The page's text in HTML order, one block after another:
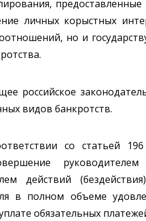
личных корыстных
но и
российское
видов банкротств.
со статьей
действий
в полном объеме
обязательных